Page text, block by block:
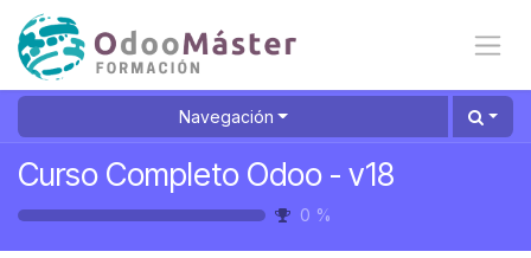
Ir al contenido
Navegación
Curso Completo Odoo - v18
0 %